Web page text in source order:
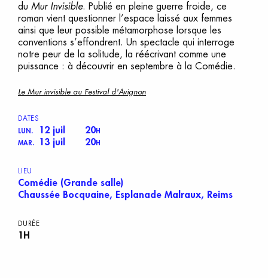
du Mur Invisible. Publié en pleine guerre froide, ce
roman vient questionner l’espace laissé aux femmes
ainsi que leur possible métamorphose lorsque les
conventions s’effondrent. Un spectacle qui interroge
notre peur de la solitude, la réécrivant comme une
puissance : à découvrir en septembre à la Comédie.
Le Mur invisible au Festival d'Avignon
DATES
LUN.
12 juil 20H
MAR.
13 juil 20H
LIEU
Comédie (Grande salle)
Chaussée Bocquaine, Esplanade Malraux, Reims
DURÉE
1H